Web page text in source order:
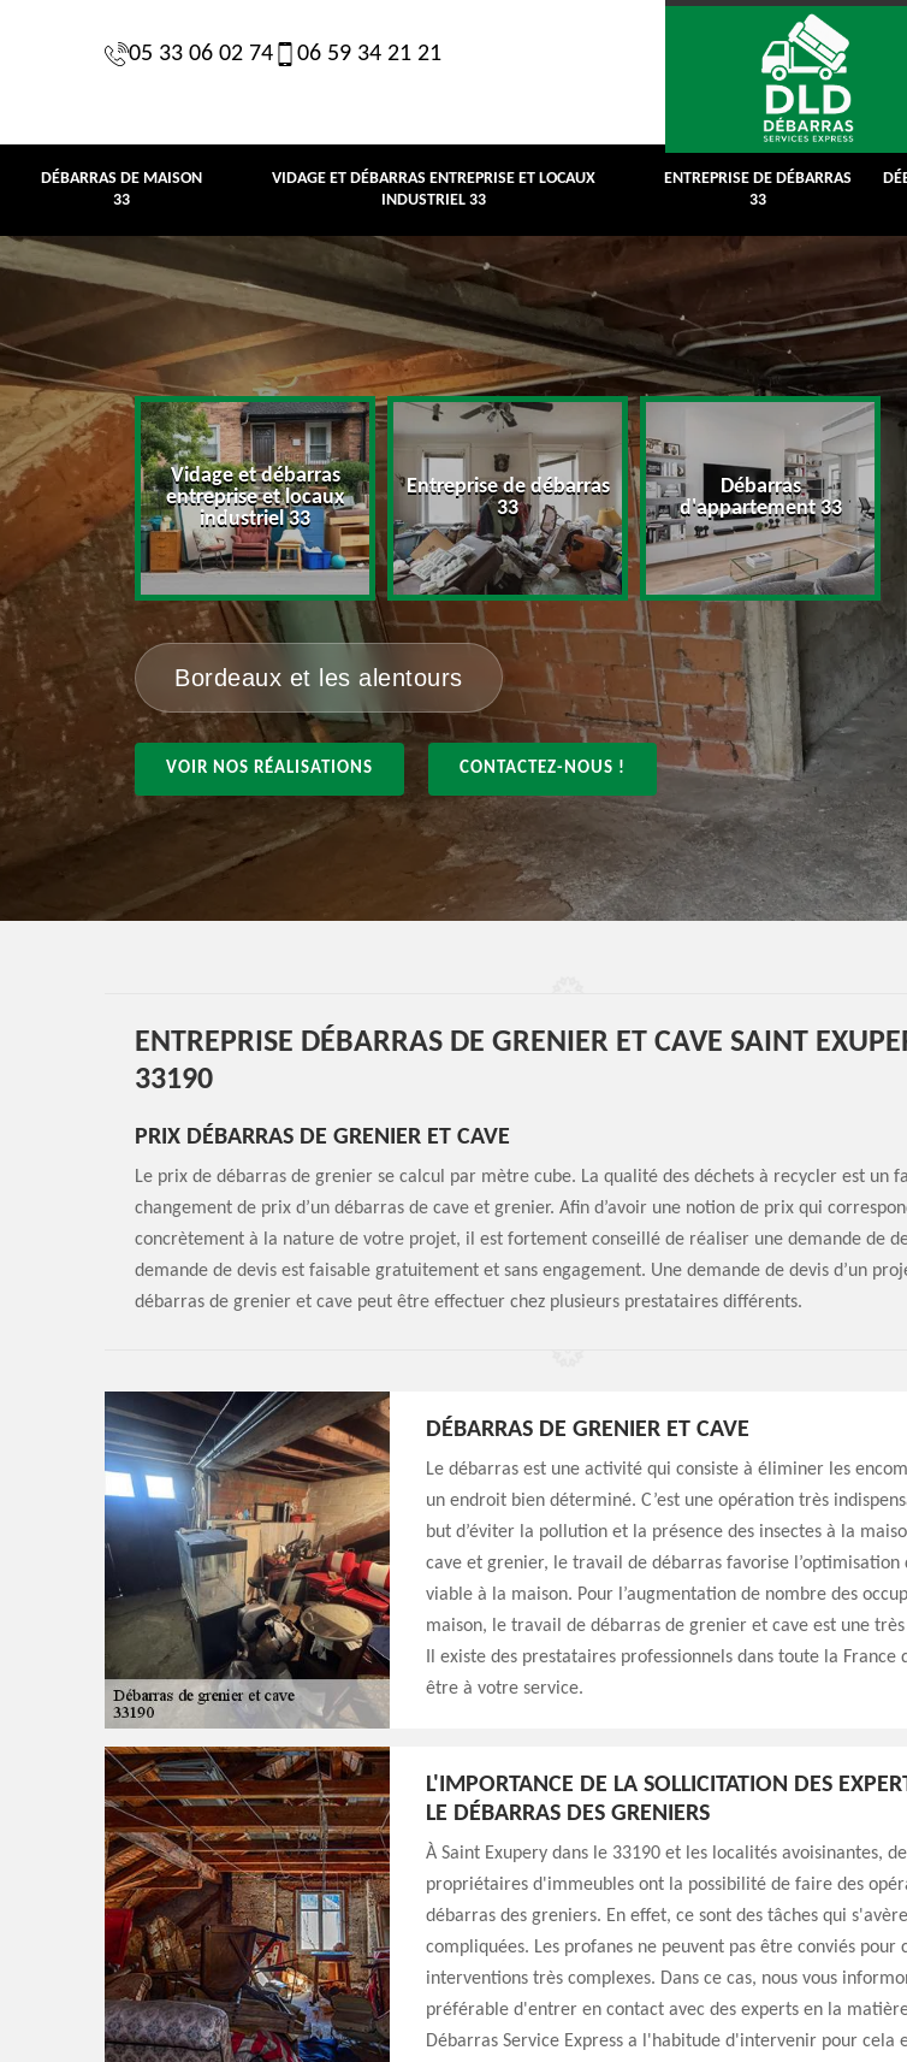
05 33 06 02 74 06 59 34 21 21
DÉBARRAS DE MAISON
33
VIDAGE ET DÉBARRAS ENTREPRISE ET LOCAUX
INDUSTRIEL 33
ENTREPRISE DE DÉBARRAS
33
maison 33
Vidage et débarras
entreprise et locaux
industriel 33
Entreprise de débarras
33
Débarras
d'appartement 33
Bordeaux et les alentours
VOIR NOS RÉALISATIONS CONTACTEZ-NOUS !
ENTREPRISE DÉBARRAS DE GRENIER ET CAVE SAINT
33190
PRIX DÉBARRAS DE GRENIER ET CAVE
Le prix de débarras de grenier se calcul par mètre cube. La qualité des déchets à recycler est un
changement de prix d’un débarras de cave et grenier. Afin d’avoir une notion de prix qui
concrètement à la nature de votre projet, il est fortement conseillé de réaliser une demande de
demande de devis est faisable gratuitement et sans engagement. Une demande de devis d’un
débarras de grenier et cave peut être effectuer chez plusieurs prestataires différents.
DÉBARRAS DE GRENIER ET CAVE
Le débarras est une activité qui consiste à éliminer les
un endroit bien déterminé. C’est une opération très
but d’éviter la pollution et la présence des insectes à la
cave et grenier, le travail de débarras favorise l’optimisation
viable à la maison. Pour l’augmentation de nombre des
maison, le travail de débarras de grenier et cave est une
Il existe des prestataires professionnels dans toute la France
être à votre service.
L'IMPORTANCE DE LA SOLLICITATION DES
LE DÉBARRAS DES GRENIERS
À Saint Exupery dans le 33190 et les localités avoisinantes,
propriétaires d'immeubles ont la possibilité de faire des
débarras des greniers. En effet, ce sont des tâches qui
compliquées. Les profanes ne peuvent pas être conviés pour
interventions très complexes. Dans ce cas, nous vous
préférable d'entrer en contact avec des experts en la
Débarras Service Express a l'habitude d'intervenir pour cela